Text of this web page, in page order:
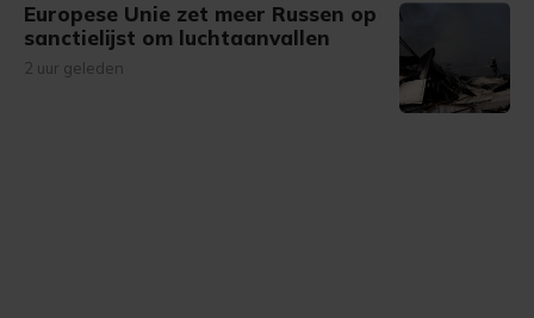
Europese Unie zet meer Russen op
sanctielijst om luchtaanvallen
2 uur geleden